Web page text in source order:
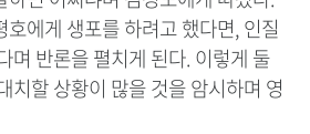
에게 생포를 하려고 했다면, 인질
며 반론을 펼치게 된다. 이렇게 둘
치할 상황이 많을 것을 암시하며 영